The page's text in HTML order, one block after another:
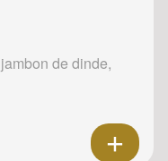
de dinde,